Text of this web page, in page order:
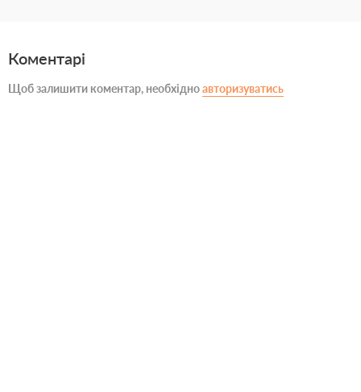
Коментарі
Щоб залишити коментар, необхідноавторизуватись